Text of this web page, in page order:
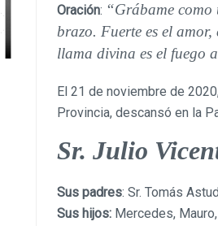
Oración: “Grábame como
brazo. Fuerte es el
llama divina es el fuego
El 21 de noviembre de
Provincia, descansó en la
Sr. Julio
Sus padres: Sr. Tomás
Sus hijos: Mercedes,